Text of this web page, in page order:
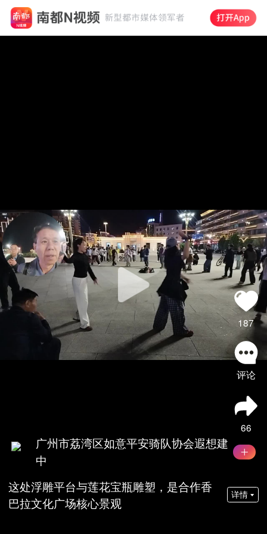
187
评论
66
广州市荔湾区如意平安骑队协会遐想建
中
这处浮雕平台与莲花宝瓶雕塑，是合作香
巴拉文化广场核心景观
详情